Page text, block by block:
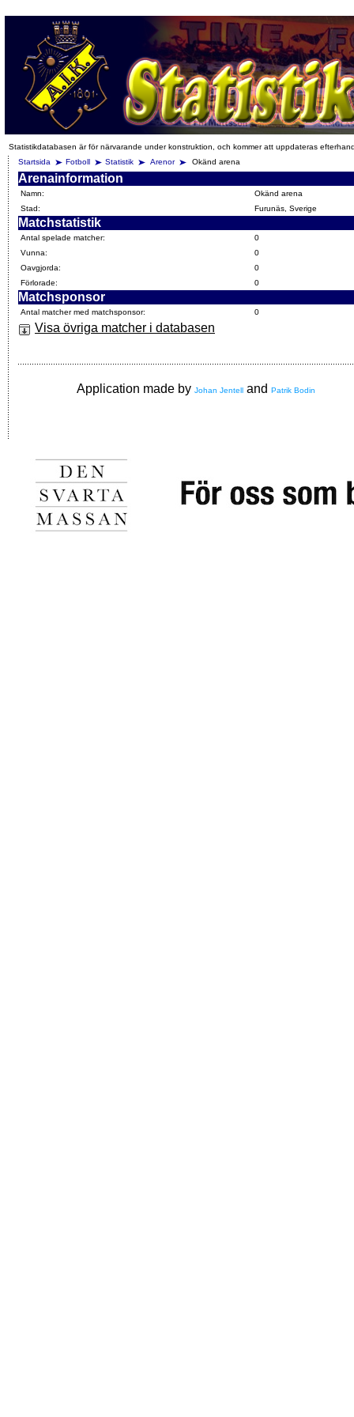
Statistikdatabasen är för närvarande under konstruktion, och kommer att uppdateras
Startsida
Fotboll Statistik Arenor Okänd arena
Arenainformation
Namn:
Okänd arena
Stad:
Furunäs, Sverige
Matchstatistik
Antal spelade matcher:
0
Vunna:
0
Oavgjorda:
0
Förlorade:
0
Matchsponsor
Antal matcher med matchsponsor: 0
Visa övriga matcher i databasen
Application made by Johan Jentell and Patrik Bodin